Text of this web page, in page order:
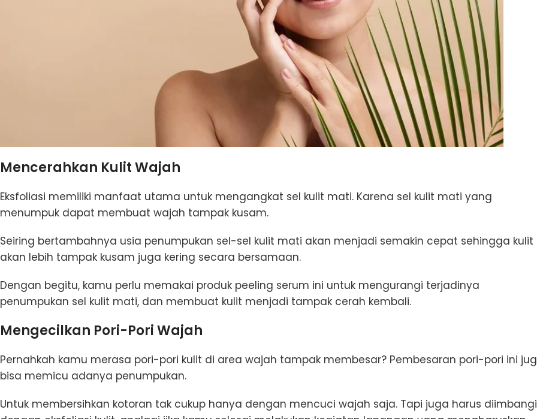
Mencerahkan Kulit Wajah
Eksfoliasi memiliki manfaat utama untuk mengangkat sel kulit mati. Karena sel kulit mati yang
menumpuk dapat membuat wajah tampak kusam.
Seiring bertambahnya usia penumpukan sel-sel kulit mati akan menjadi semakin cepat sehingga kulit
akan lebih tampak kusam juga kering secara bersamaan.
Dengan begitu, kamu perlu memakai produk peeling serum ini untuk mengurangi terjadinya
penumpukan sel kulit mati, dan membuat kulit menjadi tampak cerah kembali.
Mengecilkan Pori-Pori Wajah
Pernahkah kamu merasa pori-pori kulit di area wajah tampak membesar? Pembesaran pori-pori ini
bisa memicu adanya penumpukan.
Untuk membersihkan kotoran tak cukup hanya dengan mencuci wajah saja. Tapi juga harus diimbangi